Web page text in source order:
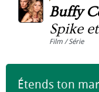
Buffy
Spike
Film / Série
Étends ton